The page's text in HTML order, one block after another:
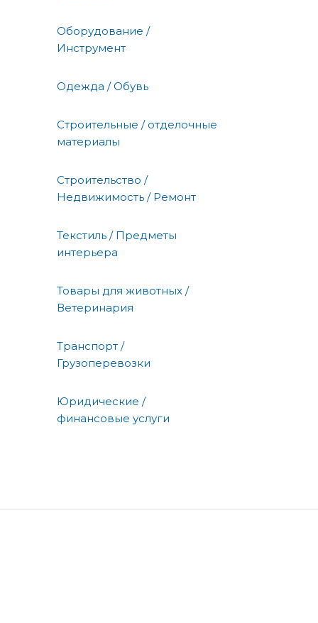
Оборудование /
Инструмент
Одежда / Обувь
Строительные / отделочные
материалы
Строительство /
Недвижимость / Ремонт
Текстиль / Предметы
интерьера
Товары для животных /
Ветеринария
Транспорт /
Грузоперевозки
Юридические /
финансовые услуги